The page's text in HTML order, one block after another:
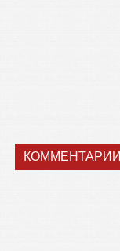
КОММЕНТАРИИ